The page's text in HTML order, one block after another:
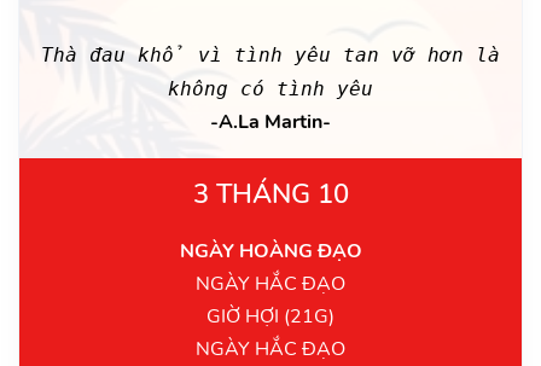
Thà đau khổ vì tình yêu tan vỡ hơn là
không có tình yêu
-A.La Martin-
3 THÁNG 10
NGÀY HOÀNG ĐẠO
NGÀY HẮC ĐẠO
GIỜ HỢI (21G)
NGÀY HẮC ĐẠO